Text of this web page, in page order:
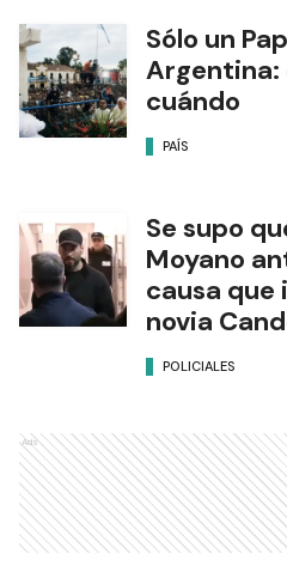
Sólo un
Argentina:
cuándo
PAÍS
Se supo
Moyano
causa que
novia
POLICIALES
Ads